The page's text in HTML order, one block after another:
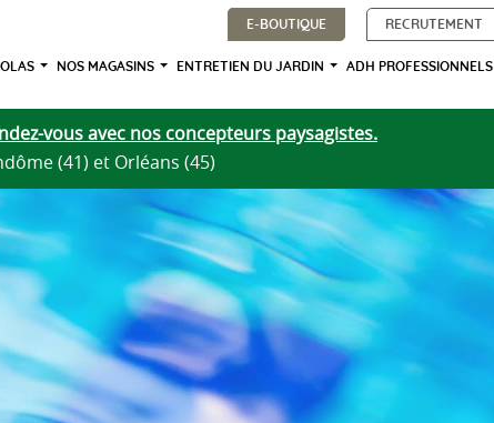
E-BOUTIQUE RECRUTEMENT
NOS MAGASINS ENTRETIEN DU JARDIN ADH PROFESSIONNELS
vous avec nos concepteurs paysagistes.
(41) et Orléans (45)